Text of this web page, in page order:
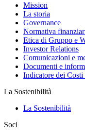
Mission
La storia
Governance
Normativa
Etica di Gruppo e
Investor Relations
Comunicazioni e
Documenti e
Indicatore dei
La Sostenibilità
La Sostenibilità
Soci